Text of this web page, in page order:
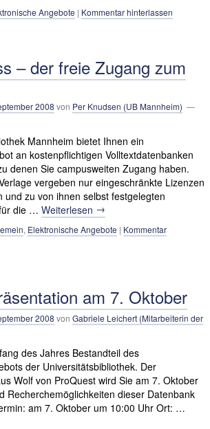
Angebote | Kommentar hinterlassen
– der freie Zugang zum
2008 von Per Knudsen (UB Mannheim) —
Mannheim bietet Ihnen ein
an kostenpflichtigen Volltextdatenbanken
denen Sie campusweiten Zugang haben.
vergeben nur eingeschränkte Lizenzen
und zu von ihnen selbst festgelegten
die … Weiterlesen →
, Elektronische Angebote | Kommentar
am 7. Oktober
2008 von Gabriele Leichert (Mitarbeiterin der
des Jahres Bestandteil des
der Universitätsbibliothek. Der
Wolf von ProQuest wird Sie am 7. Oktober
Recherchemöglichkeiten dieser Datenbank
am 7. Oktober um 10:00 Uhr Ort: …